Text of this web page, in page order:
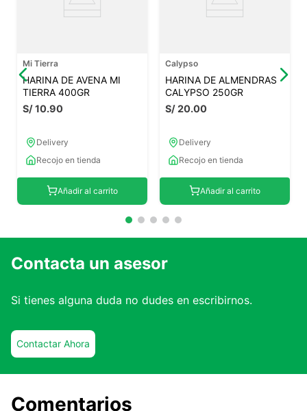
Mi Tierra
HARINA DE AVENA MI
TIERRA 400GR
S/10.90
Delivery
Recojo en tienda
Añadir al carrito
Calypso
HARINA DE ALMENDRAS
CALYPSO 250GR
S/20.00
Delivery
Recojo en tienda
Añadir al carrito
Contacta un asesor
Si tienes alguna duda no dudes en escribirnos.
Contactar Ahora
Comentarios